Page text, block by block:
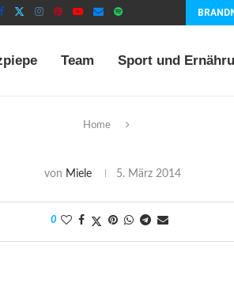
Team Sport und
Home
von Miele 5. März 2014
0